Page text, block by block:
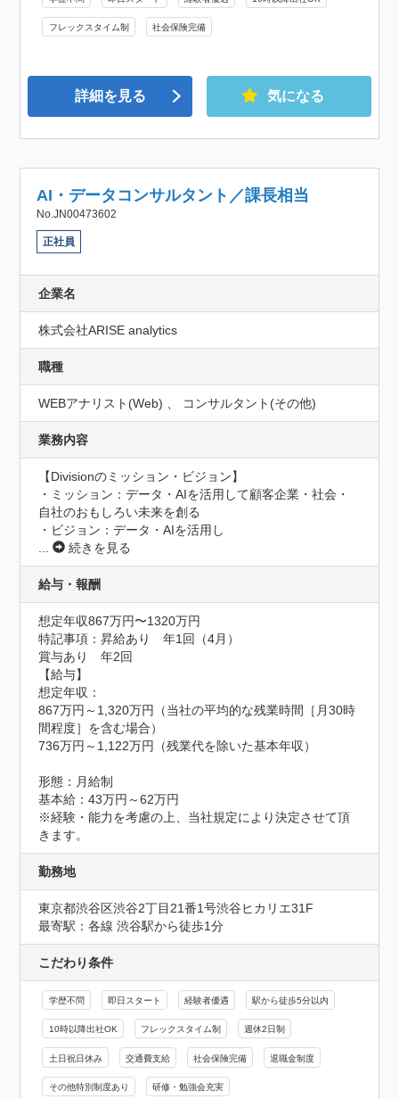
フレックスタイム制 社会保険完備
詳細を見る 気になる
AI・データコンサルタント／課長相当
No.JN00473602
正社員
企業名
株式会社ARISE analytics
職種
WEBアナリスト(Web) 、 コンサルタント(その他)
業務内容
【Divisionのミッション・ビジョン】
・ミッション：データ・AIを活用して顧客企業・​社会・
自社のおもしろい未来を創る​
・ビジョン：データ・AIを活用し
...
続きを見る
給与・報酬
想定年収867万円〜1320万円
特記事項：昇給あり　年1回（4月）
賞与あり　年2回
【給与】
想定年収：
867万円～1,320万円（当社の平均的な残業時間［月30時
間程度］を含む場合）
736万円～1,122万円（残業代を除いた基本年収）
形態：月給制
基本給：43万円～62万円
※経験・能力を考慮の上、当社規定により決定させて頂
きます。
勤務地
東京都渋谷区渋谷2丁目21番1号渋谷ヒカリエ31F
最寄駅：各線 渋谷駅から徒歩1分
こだわり条件
学歴不問 即日スタート 経験者優遇 駅から徒歩5分以内
10時以降出社OK フレックスタイム制 週休2日制
土日祝日休み 交通費支給 社会保険完備 退職金制度
その他特別制度あり 研修・勉強会充実